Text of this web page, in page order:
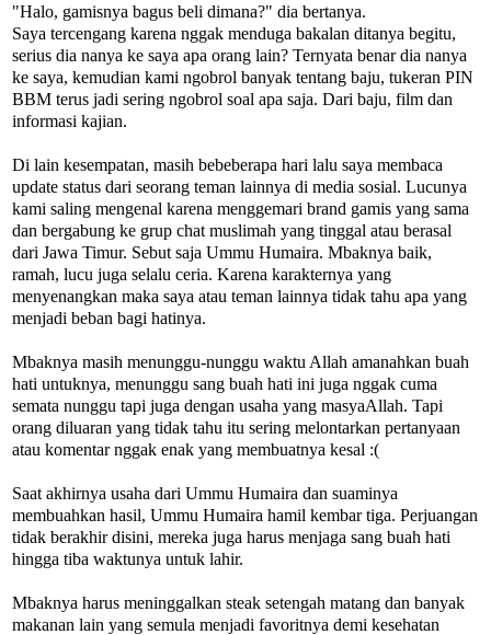
"Halo, gamisnya bagus beli dimana?" dia bertanya.
Saya tercengang karena nggak menduga bakalan ditanya begitu,
serius dia nanya ke saya apa orang lain? Ternyata benar dia nanya
ke saya, kemudian kami ngobrol banyak tentang baju, tukeran PIN
BBM terus jadi sering ngobrol soal apa saja. Dari baju, film dan
informasi kajian.
Di lain kesempatan, masih bebeberapa hari lalu saya membaca
update status dari seorang teman lainnya di media sosial. Lucunya
kami saling mengenal karena menggemari brand gamis yang sama
dan bergabung ke grup chat muslimah yang tinggal atau berasal
dari Jawa Timur. Sebut saja Ummu Humaira. Mbaknya baik,
ramah, lucu juga selalu ceria. Karena karakternya yang
menyenangkan maka saya atau teman lainnya tidak tahu apa yang
menjadi beban bagi hatinya.
Mbaknya masih menunggu-nunggu waktu Allah amanahkan buah
hati untuknya, menunggu sang buah hati ini juga nggak cuma
semata nunggu tapi juga dengan usaha yang masyaAllah. Tapi
orang diluaran yang tidak tahu itu sering melontarkan pertanyaan
atau komentar nggak enak yang membuatnya kesal :(
Saat akhirnya usaha dari Ummu Humaira dan suaminya
membuahkan hasil, Ummu Humaira hamil kembar tiga. Perjuangan
tidak berakhir disini, mereka juga harus menjaga sang buah hati
hingga tiba waktunya untuk lahir.
Mbaknya harus meninggalkan steak setengah matang dan banyak
makanan lain yang semula menjadi favoritnya demi kesehatan